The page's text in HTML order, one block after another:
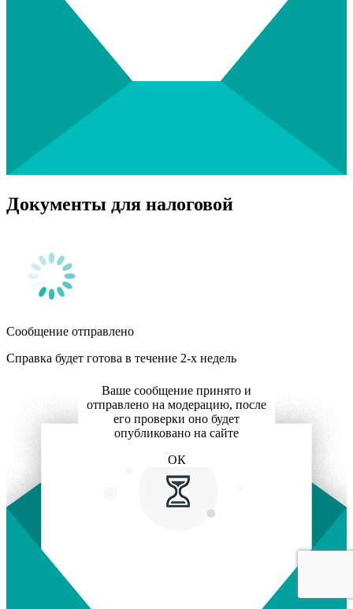
Ваше сообщение принято и
отправлено на модерацию, после
его проверки оно будет
опубликовано на сайте
ОК
Документы для налоговой
Сообщение отправлено
Справка будет готова в течение 2-х недель